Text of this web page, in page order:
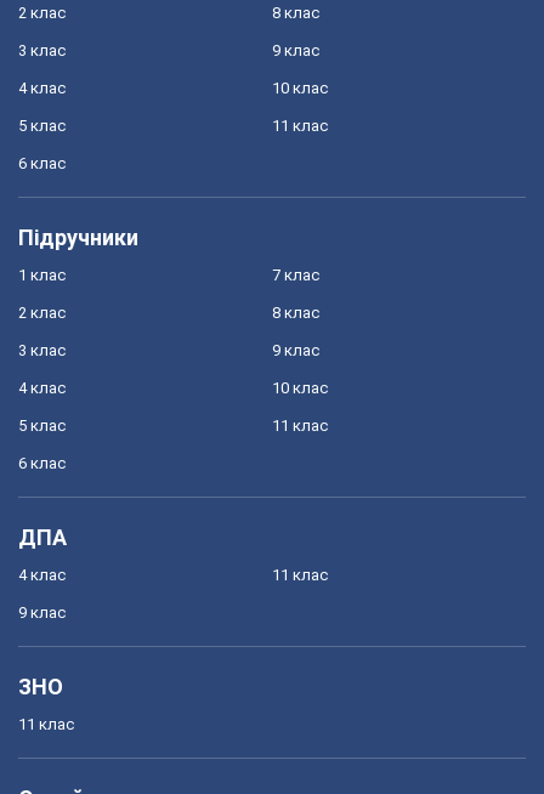
2 клас
3 клас
4 клас
5 клас
6 клас
8 клас
9 клас
10 клас
11 клас
Підручники
1 клас
2 клас
3 клас
4 клас
5 клас
6 клас
7 клас
8 клас
9 клас
10 клас
11 клас
ДПА
4 клас
9 клас
11 клас
ЗНО
11 клас